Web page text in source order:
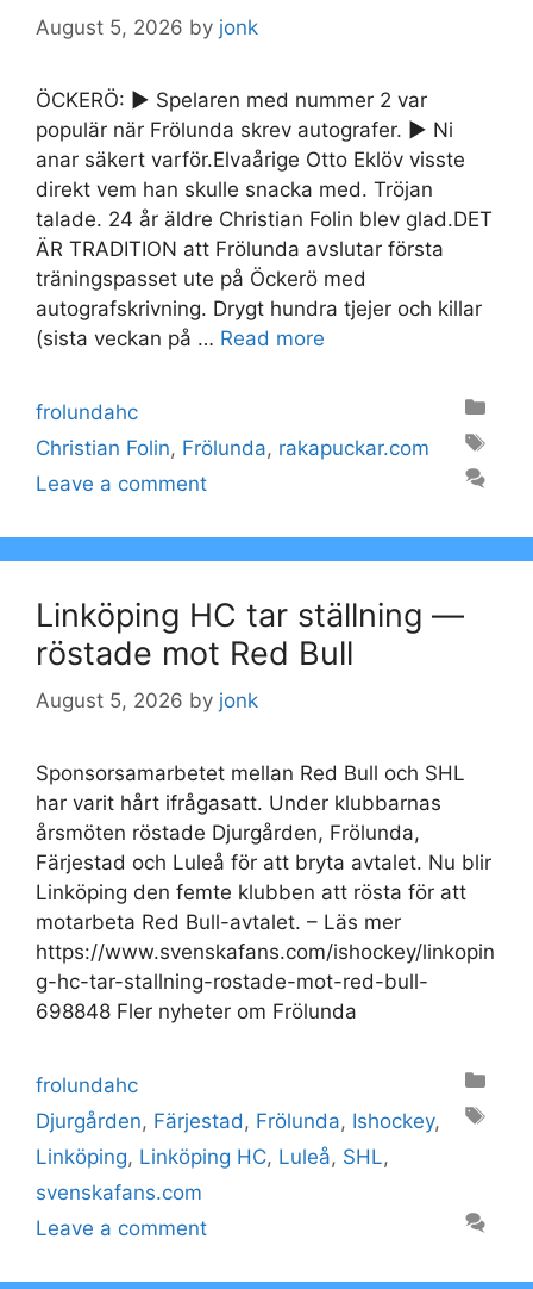
August 5, 2026 by jonk
ÖCKERÖ: ► Spelaren med nummer 2 var
populär när Frölunda skrev autografer. ► Ni
anar säkert varför.Elvaårige Otto Eklöv visste
direkt vem han skulle snacka med. Tröjan
talade. 24 år äldre Christian Folin blev glad.DET
ÄR TRADITION att Frölunda avslutar första
träningspasset ute på Öckerö med
autografskrivning. Drygt hundra tjejer och killar
(sista veckan på … Read more
Categories
frolundahc
Tags
Christian Folin, Frölunda, rakapuckar.com
Leave a comment
Linköping HC tar ställning —
röstade mot Red Bull
August 5, 2026 by jonk
Sponsorsamarbetet mellan Red Bull och SHL
har varit hårt ifrågasatt. Under klubbarnas
årsmöten röstade Djurgården, Frölunda,
Färjestad och Luleå för att bryta avtalet. Nu blir
Linköping den femte klubben att rösta för att
motarbeta Red Bull-avtalet. – Läs mer
https://www.svenskafans.com/ishockey/linkopin
g-hc-tar-stallning-rostade-mot-red-bull-
698848 Fler nyheter om Frölunda
Categories
frolundahc
Tags
Djurgården, Färjestad, Frölunda, Ishockey,
Linköping, Linköping HC, Luleå, SHL,
svenskafans.com
Leave a comment